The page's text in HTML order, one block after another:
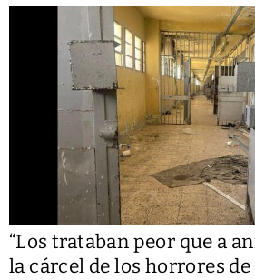
“Los trataban peor que a
la cárcel de los horrores de